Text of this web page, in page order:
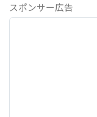
スポンサー広告